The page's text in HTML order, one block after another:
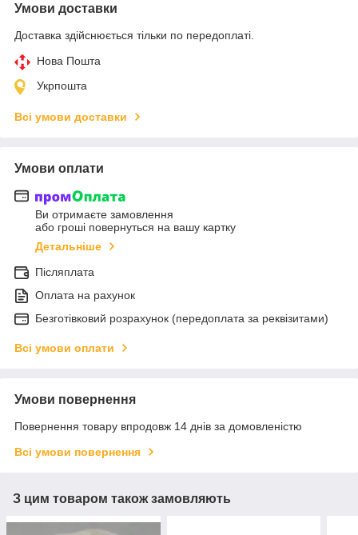
Умови доставки
Доставка здійснюється тільки по передоплаті.
Нова Пошта
Укрпошта
Всі умови доставки
Умови оплати
Ви отримаєте замовлення
або гроші повернуться на вашу картку
Детальніше
Післяплата
Оплата на рахунок
Безготівковий розрахунок (передоплата за реквізитами)
Всі умови оплати
Умови повернення
Повернення товару впродовж 14 днів за домовленістю
Всі умови повернення
З цим товаром також замовляють